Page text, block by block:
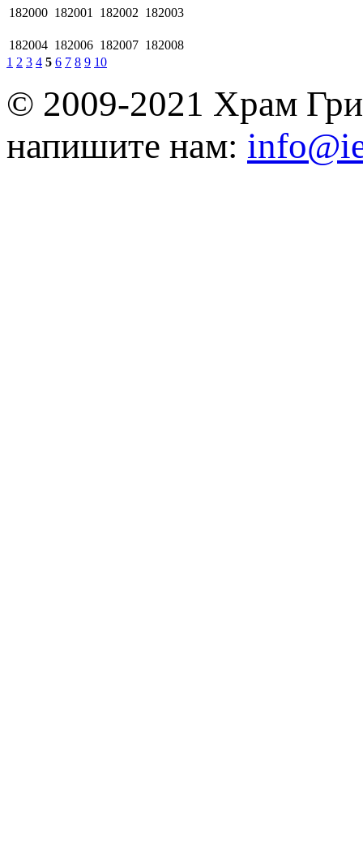
182000 182001 182002 182003
182004 182006 182007 182008
1 2 3 4 5 6 7 8 9 10
© 2009-2021 Храм
напишите нам: